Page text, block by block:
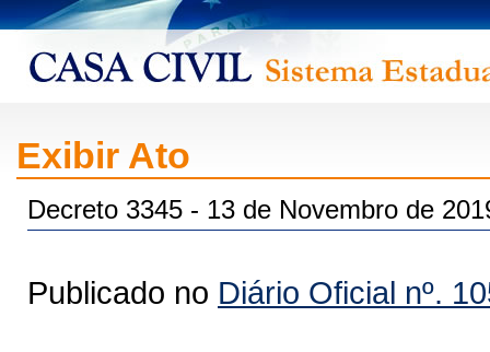
Exibir Ato
Decreto 3345 - 13 de Novembro de
Publicado no Diário Oficial nº.